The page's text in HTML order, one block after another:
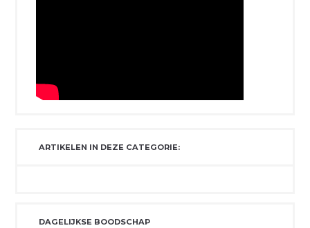
ARTIKELEN IN DEZE CATEGORIE:
DAGELIJKSE BOODSCHAP